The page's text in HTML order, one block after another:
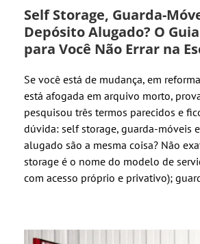
Self Storage, Guarda-
Depósito Alugado? O
para Você Não Errar na
Se você está de mudança, em
está afogada em arquivo morto,
pesquisou três termos parecidos e
dúvida: self storage, guarda-móveis
alugado são a mesma coisa? Não
storage é o nome do modelo de
com acesso próprio e privativo);